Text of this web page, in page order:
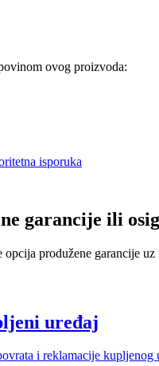
ovog proizvoda:
isporuka
garancije ili
opcija produžene garancije
uređaj
i reklamacije kupljenog